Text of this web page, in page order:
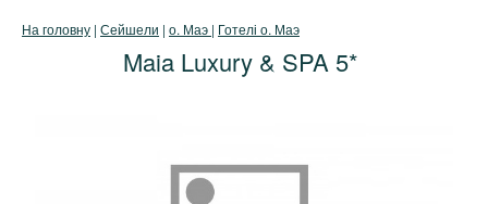
На головну | Сейшели | о. Маэ | Готелі о. Маэ
Maia Luxury & SPA 5*